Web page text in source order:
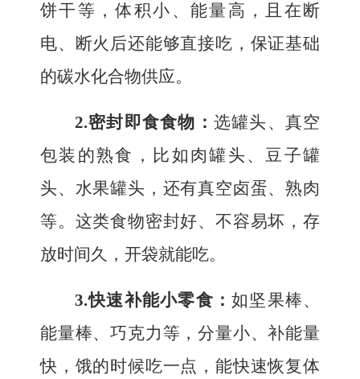
饼干等，体积小、能量高，且在断
电、断火后还能够直接吃，保证基础
的碳水化合物供应。
2.密封即食食物： 选罐头、真空
包装的熟食，比如肉罐头、豆子罐
头、水果罐头，还有真空卤蛋、熟肉
等。这类食物密封好、不容易坏，存
放时间久，开袋就能吃。
3.快速补能小零食：如坚果棒、
能量棒、巧克力等，分量小、补能量
快，饿的时候吃一点，能快速恢复体